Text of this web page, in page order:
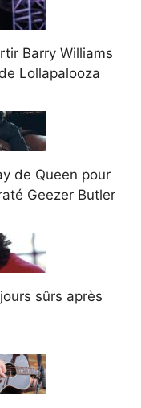
Barry Williams
Lollapalooza
de Queen pour
Geezer Butler
sûrs après